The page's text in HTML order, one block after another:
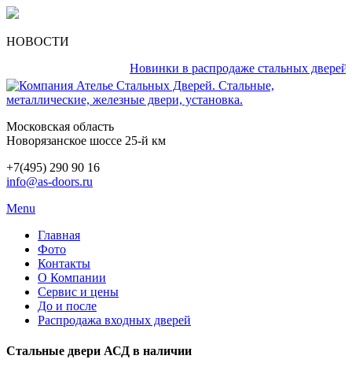
НОВОСТИ
Новинки в распродаже стальных дверей
Московская область
Новорязанское шоссе 25-й км
+7(495) 290 90 16
info@as-doors.ru
Menu
Главная
Фото
Контакты
О Компании
Сервис и цены
До и после
Распродажа входных дверей
Стальные двери АСД в наличии